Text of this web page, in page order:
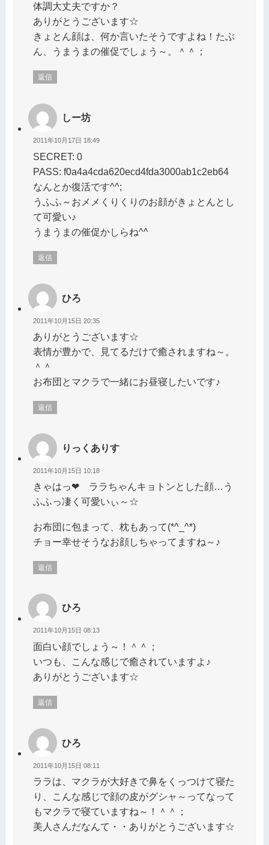
体調大丈夫ですか？
ありがとうございます☆
きょとん顔は、何か言いたそうですよね！たぶ
ん、うまうまの催促でしょう～。＾＾；
返信
しー坊
2011年10月17日 18:49
SECRET: 0
PASS: f0a4a4cda620ecd4fda3000ab1c2eb64
なんとか復活です^^;
うふふ～おメメくりくりのお顔がきょとんとし
て可愛い♪
うまうまの催促かしらね^^
返信
ひろ
2011年10月15日 20:35
ありがとうございます☆
表情が豊かで、見てるだけで癒されますね～。
＾＾
お布団とマクラで一緒にお昼寝したいです♪
返信
りっくありす
2011年10月15日 10:18
きゃはっ❤ ララちゃんキョトンとした顔…う
ふふっ凄く可愛いぃ～☆
お布団に包まって、枕もあって(*^_^*)
チョー幸せそうなお顔しちゃってますね～♪
返信
ひろ
2011年10月15日 08:13
面白い顔でしょう～！＾＾；
いつも、こんな感じで癒されていますよ♪
ありがとうございます☆
返信
ひろ
2011年10月15日 08:11
ララは、マクラが大好きで鼻をくっつけて寝た
り、こんな感じで顔の皮がグシャ～ってなって
もマクラで寝ていますね～！＾＾；
美人さんだなんて・・ありがとうございます☆